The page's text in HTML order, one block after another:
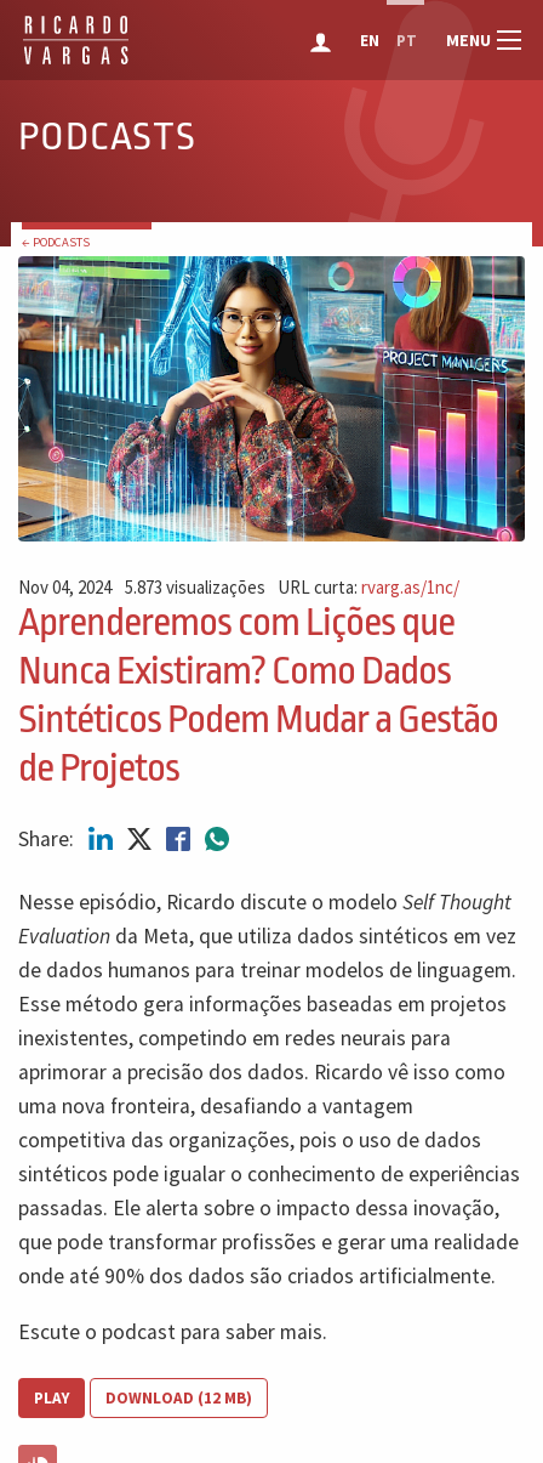
EN PT MENU
PODCASTS
← PODCASTS
Nov 04, 2024 5.873 visualizações URL curta:rvarg.as/1nc/
Aprenderemos com Lições que
Nunca Existiram? Como Dados
Sintéticos Podem Mudar a Gestão
de Projetos
Share:
Nesse episódio, Ricardo discute o modelo Self Thought
Evaluation da Meta, que utiliza dados sintéticos em vez
de dados humanos para treinar modelos de linguagem.
Esse método gera informações baseadas em projetos
inexistentes, competindo em redes neurais para
aprimorar a precisão dos dados. Ricardo vê isso como
uma nova fronteira, desafiando a vantagem
competitiva das organizações, pois o uso de dados
sintéticos pode igualar o conhecimento de experiências
passadas. Ele alerta sobre o impacto dessa inovação,
que pode transformar profissões e gerar uma realidade
onde até 90% dos dados são criados artificialmente.
Escute o podcast para saber mais.
PLAY DOWNLOAD (12 MB)